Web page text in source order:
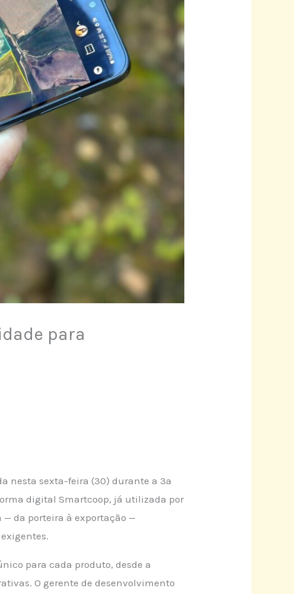
para
nesta sexta-feira (30) durante a 3ª
digital Smartcoop, já utilizada por
— da porteira à exportação —
para cada produto, desde a
O gerente de desenvolvimento